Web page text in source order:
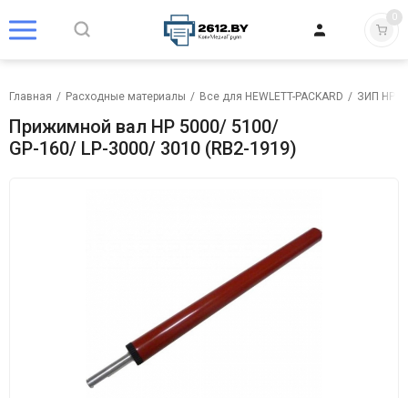
0
Главная / Расходные материалы / Все для HEWLETT-PACKARD / ЗИП HP
Прижимной вал HP 5000/ 5100/
GP-160/ LP-3000/ 3010 (RB2-1919)